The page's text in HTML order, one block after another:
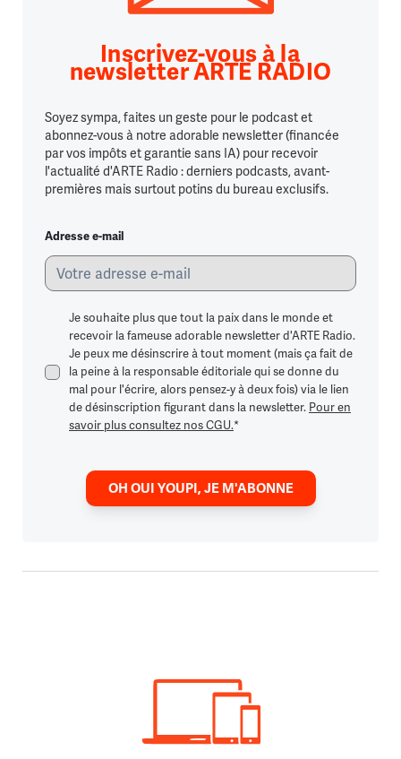
Inscrivez-vous à la
newsletter ARTE RADIO
Soyez sympa, faites un geste pour le podcast et
abonnez-vous à notre adorable newsletter (financée
par vos impôts et garantie sans IA) pour recevoir
l'actualité d'ARTE Radio : derniers podcasts, avant-
premières mais surtout potins du bureau exclusifs.
Adresse e-mail
Je souhaite plus que tout la paix dans le monde et
recevoir la fameuse adorable newsletter d'ARTE Radio.
Je peux me désinscrire à tout moment (mais ça fait de
la peine à la responsable éditoriale qui se donne du
mal pour l'écrire, alors pensez-y à deux fois) via le lien
de désinscription figurant dans la newsletter. Pour en
savoir plus consultez nos CGU.*
OH OUI YOUPI, JE M'ABONNE